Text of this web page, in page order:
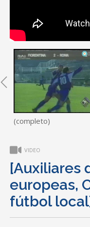
(completo)
VIDEO
[Auxiliares
europeas,
fútbol